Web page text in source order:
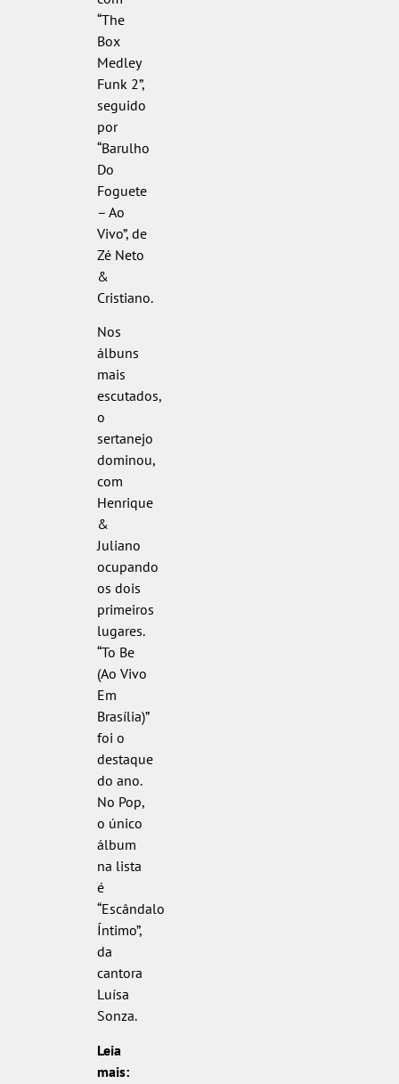
“The
Box
Medley
Funk 2”,
seguido
por
“Barulho
Do
Foguete
– Ao
Vivo”, de
Zé Neto
&
Cristiano.
Nos
álbuns
mais
escutados,
o
sertanejo
dominou,
com
Henrique
&
Juliano
ocupando
os dois
primeiros
lugares.
“To Be
(Ao Vivo
Em
Brasília)”
foi o
destaque
do ano.
No Pop,
o único
álbum
na lista
é
“Escândalo
Íntimo”,
da
cantora
Luísa
Sonza.
Leia
mais: